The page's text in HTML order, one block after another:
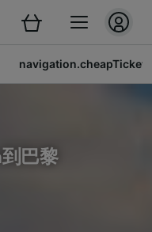
navigation.cheapTickets
巴黎